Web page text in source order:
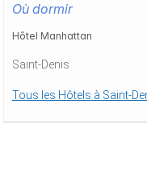
Où dormir
Hôtel Manhattan
Saint-Denis
Tous les Hôtels à Saint-